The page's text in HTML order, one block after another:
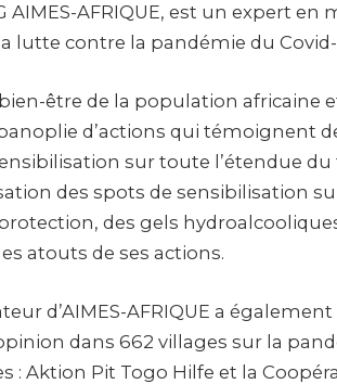
AFRIQUE, est un expert en
lutte contre la pandémie du Covid-
être de la population africaine
d’actions qui témoignent
sur toute l’étendue
des spots de sensibilisation
des gels
atouts de ses actions.
d’AIMES-AFRIQUE a
dans 662 villages sur la
: Aktion Pit Togo Hilfe et la